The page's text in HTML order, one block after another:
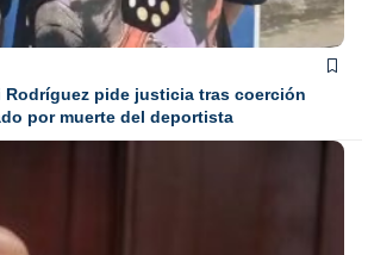
Rodríguez pide justicia tras coerción
por muerte del deportista